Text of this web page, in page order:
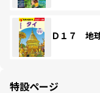
Ｄ１７ 地
特設ページ